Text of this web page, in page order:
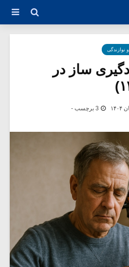
نوازندگی
ساز در
3 برچسب -